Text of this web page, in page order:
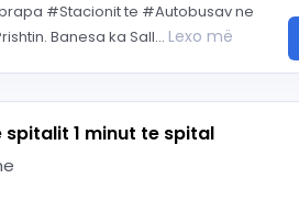
#Stacionit te #Autobusav ne
Banesa ka Sall... Lexo më
1 minut te spital